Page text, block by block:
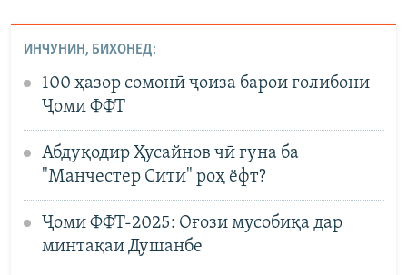
ИНЧУНИН, БИХОНЕД:
100 ҳазор сомонӣ ҷоиза барои ғолибони
Ҷоми ФФТ
Абдуқодир Ҳусайнов чӣ гуна ба
"Манчестер Сити" роҳ ёфт?
Ҷоми ФФТ-2025: Оғози мусобиқа дар
минтақаи Душанбе